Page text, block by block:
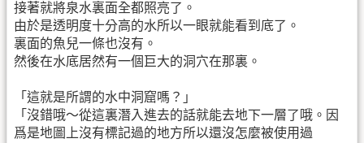
接著就將泉水裏面全都照亮了。
由於是透明度十分高的水所以一眼就能看到底了。
裏面的魚兒一條也沒有。
然後在水底居然有一個巨大的洞穴在那裏。
「這就是所謂的水中洞窟嗎？」
「沒錯哦～從這裏潛入進去的話就能去地下一層了哦。因
爲是地圖上沒有標記過的地方所以還沒怎麼被使用過